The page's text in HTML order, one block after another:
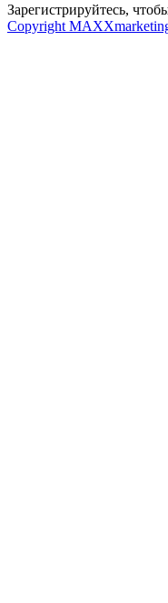
Зарегистрируйтесь,
Copyright